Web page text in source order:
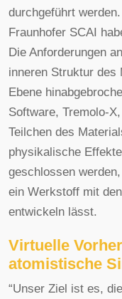
durchgeführt
Fraunhofer SCAI
Die Anforderungen
inneren Struktur des
Ebene
Software, Tremolo-
Teilchen des
physikalische
geschlossen
ein Werkstoff mit
entwickeln lässt.
Virtuelle
atomistische
“Unser Ziel ist es,